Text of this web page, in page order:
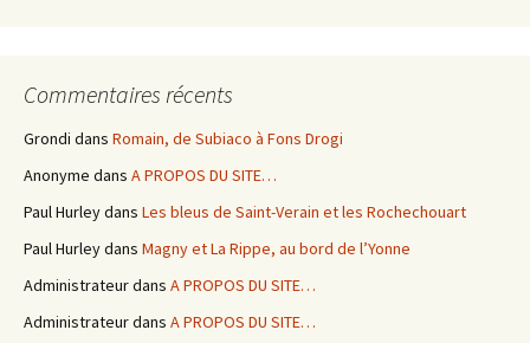
Commentaires récents
Grondi dans Romain, de Subiaco à Fons Drogi
Anonyme dans A PROPOS DU SITE…
Paul Hurleydans Les bleus de Saint-Verain et les Rochechouart
Paul Hurleydans Magny et La Rippe, au bord de l’Yonne
Administrateurdans A PROPOS DU SITE…
Administrateurdans A PROPOS DU SITE…